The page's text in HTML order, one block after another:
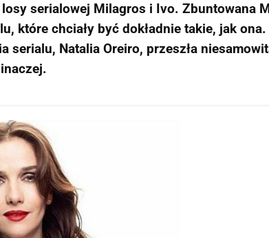
serialowej Milagros i Ivo. Zbuntowana
które chciały być dokładnie takie, jak ona.
serialu, Natalia Oreiro, przeszła